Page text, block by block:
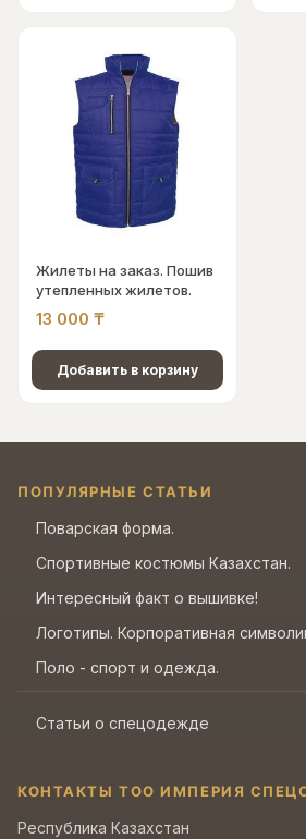
Жилеты на заказ. Пошив
утепленных жилетов.
13 000 ₸
Добавить в корзину
ПОПУЛЯРНЫЕ СТАТЬИ
Поварская форма.
Спортивные костюмы Казахстан.
Интересный факт о вышивке!
Логотипы. Корпоративная
Поло - спорт и одежда.
Статьи о спецодежде
КОНТАКТЫ ТОО ИМПЕРИЯ
Республика Казахстан